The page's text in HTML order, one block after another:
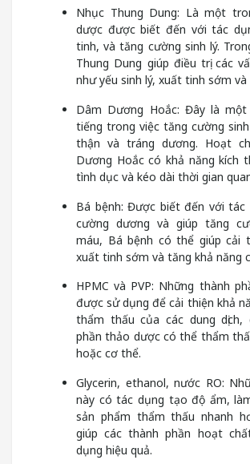
Nhục Thung Dung: Là một
dược được biết đến với tác
tinh, và tăng cường sinh lý.
Thung Dung giúp điều trị các
như yếu sinh lý, xuất tinh sớm
Dâm Dương Hoắc: Đây là
tiếng trong việc tăng cường
thận và tráng dương. Hoạt
Dương Hoắc có khả năng kích
tình dục và kéo dài thời gian
Bá bệnh: Được biết đến với tác
cường dương và giúp tăng
máu, Bá bệnh có thể giúp cải
xuất tinh sớm và tăng khả năng
HPMC và PVP: Những thành
được sử dụng để cải thiện khả
thẩm thấu của các dung dịch,
phần thảo dược có thể thẩm
hoặc cơ thể.
Glycerin, ethanol, nước RO:
này có tác dụng tạo độ ẩm,
sản phẩm thẩm thấu nhanh
giúp các thành phần hoạt
dụng hiệu quả.